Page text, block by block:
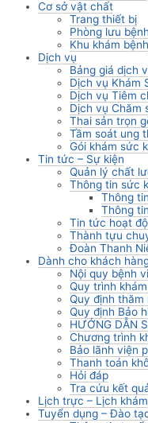
Cơ sở vật chất
Trang thiết bị
Phòng lưu bệnh
Khu khám bệnh
Dịch vụ
Bảng giá dịch
Dịch vụ Khám
Dịch vụ Tiêm
Dịch vụ Chăm
Thai sản trọn
Tầm soát ung
Gói khám sức
Tin tức – Sự kiện
Quản lý chất
Thông tin sức
Thông
Thông
Tin tức hoạt
Thành tựu
Đoàn Thanh
Dành cho khách
Nội quy bệnh
Quy trình
Quy định thăm
Quy định Bảo
HƯỚNG DẪN
Chương trình
Bảo lãnh viện
Thanh toán
Hỏi đáp
Tra cứu kết
Lịch trực – Lịch khám
Tuyển dụng – Đào